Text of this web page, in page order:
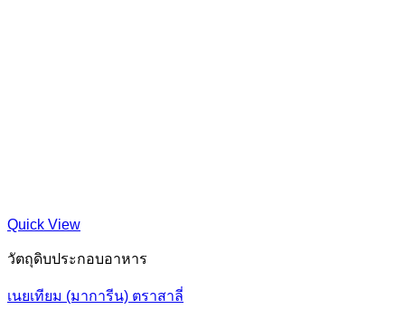
Quick View
วัตถุดิบประกอบอาหาร
เนยเทียม (มาการีน) ตราสาลี่